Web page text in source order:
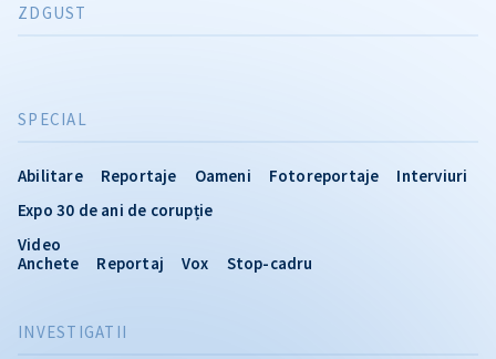
INVESTIGATII
SPECIAL
Abilitare Reportaje Oameni Fotoreportaje
Interviuri
Expo 30 de ani de corupție
Video
Anchete
Reportaj Vox Stop-cadru
ZDGUST